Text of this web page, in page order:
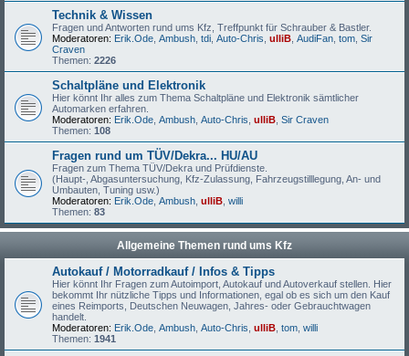
Technik & Wissen
Fragen und Antworten rund ums Kfz, Treffpunkt für Schrauber & Bastler.
Moderatoren: Erik.Ode Ambush tdi Auto-Chris ulliB AudiFan tom Sir
Craven
Themen: 2226
Schaltpläne und Elektronik
Hier könnt Ihr alles zum Thema Schaltpläne und Elektronik sämtlicher
Automarken erfahren.
Moderatoren: Erik.Ode Ambush Auto-Chris ulliB Sir Craven
Themen: 108
Fragen rund um TÜV/Dekra... HU/AU
Fragen zum Thema TÜV/Dekra und Prüfdienste.
(Haupt-, Abgasuntersuchung, Kfz-Zulassung, Fahrzeugstilllegung, An- und
Umbauten, Tuning usw.)
Moderatoren: Erik.Ode Ambush ulliB willi
Themen: 83
Allgemeine Themen rund ums Kfz
Autokauf / Motorradkauf / Infos & Tipps
Hier könnt Ihr Fragen zum Autoimport, Autokauf und Autoverkauf stellen. Hier
bekommt Ihr nützliche Tipps und Informationen, egal ob es sich um den Kauf
eines Reimports, Deutschen Neuwagen, Jahres- oder Gebrauchtwagen
handelt.
Moderatoren: Erik.Ode Ambush Auto-Chris ulliB tom willi
Themen: 1941